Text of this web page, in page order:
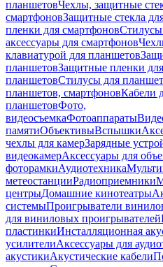
планшетовЧехлы, защитные
смартфоновЗащитные стекла
пленки для смартфоновСтилусы
аксессуары для смартфонов
клавиатурой для планшетов
планшетовЗащитные пленки
планшетовСтилусы для
планшетов, смартфоновКабели
планшетовФото,
видеосъемкаФотоаппараты
памятиОбъективыВспышки
чехлы для камерЗарядные
видеокамерАксессуары для
фоторамкиАудиотехника
метеостанцииРадиоприемники
центрыДомашние кинотеатры
системыПроигрыватели
для виниловых проигрывателей
пластинкиИнсталляционная
усилителиАксессуары для
акустикиАкустические кабели